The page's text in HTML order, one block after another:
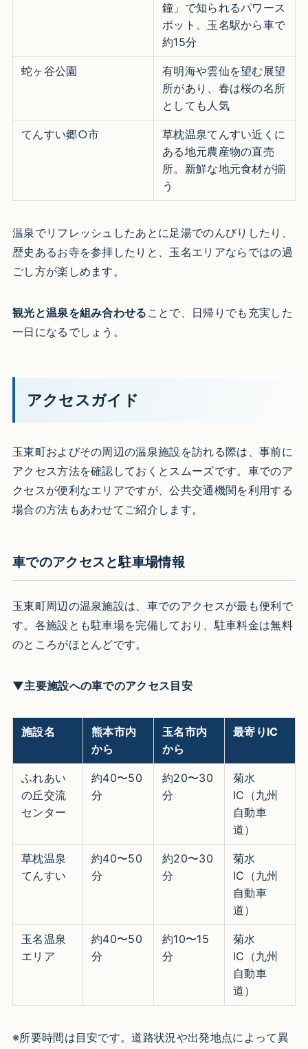
鐘」で知られるパワース
ポット。玉名駅から車で
約15分
蛇ヶ谷公園
有明海や雲仙を望む展望
所があり、春は桜の名所
としても人気
てんすい郷○市
草枕温泉てんすい近くに
ある地元農産物の直売
所。新鮮な地元食材が揃
う
温泉でリフレッシュしたあとに足湯でのんびりしたり、
歴史あるお寺を参拝したりと、玉名エリアならではの過
ごし方が楽しめます。
観光と温泉を組み合わせる ことで、日帰りでも充実した
一日になるでしょう。
アクセスガイド
玉東町およびその周辺の温泉施設を訪れる際は、事前に
アクセス方法を確認しておくとスムーズです。車でのア
クセスが便利なエリアですが、公共交通機関を利用する
場合の方法もあわせてご紹介します。
車でのアクセスと駐車場情報
玉東町周辺の温泉施設は、車でのアクセスが最も便利で
す。各施設とも駐車場を完備しており、駐車料金は無料
のところがほとんどです。
▼主要施設への車でのアクセス目安
施設名
熊本市内
から
玉名市内
から
最寄りIC
ふれあい
の丘交流
センター
約40〜50
分
約20〜30
分
菊水
IC（九州
自動車
道）
草枕温泉
てんすい
約40〜50
分
約20〜30
分
菊水
IC（九州
自動車
道）
玉名温泉
エリア
約40〜50
分
約10〜15
分
菊水
IC（九州
自動車
道）
※所要時間は目安です。道路状況や出発地点によって異